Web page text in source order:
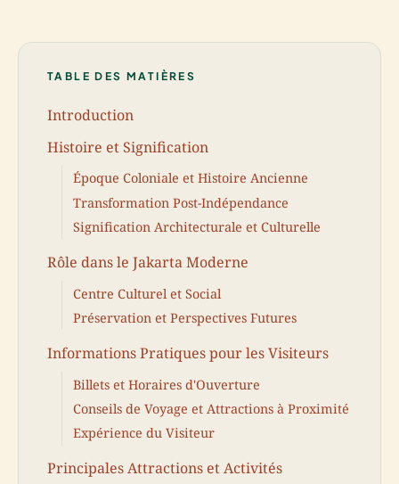
TABLE DES MATIÈRES
Introduction
Histoire et Signification
Époque Coloniale et Histoire Ancienne
Transformation Post-Indépendance
Signification Architecturale et Culturelle
Rôle dans le Jakarta Moderne
Centre Culturel et Social
Préservation et Perspectives Futures
Informations Pratiques pour les Visiteurs
Billets et Horaires d'Ouverture
Conseils de Voyage et Attractions à Proximité
Expérience du Visiteur
Principales Attractions et Activités